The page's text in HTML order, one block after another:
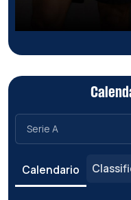
Calendario